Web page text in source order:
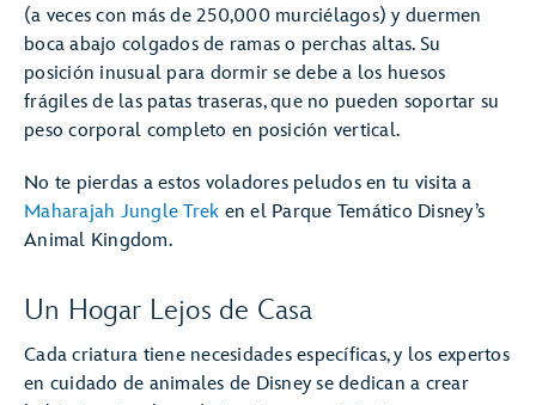
(a veces con más de 250,000 murciélagos) y duermen
boca abajo colgados de ramas o perchas altas. Su
posición inusual para dormir se debe a los huesos
frágiles de las patas traseras, que no pueden soportar su
peso corporal completo en posición vertical.
No te pierdas a estos voladores peludos en tu visita a
Maharajah Jungle Trek en el Parque Temático Disney’s
Animal Kingdom.
Un Hogar Lejos de Casa
Cada criatura tiene necesidades específicas, y los expertos
en cuidado de animales de Disney se dedican a crear